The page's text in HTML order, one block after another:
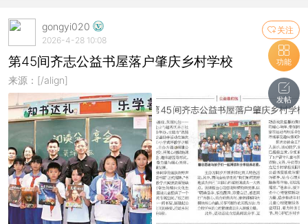
关注
gongyi020
2026-4-28 10:08
第45间齐志公益书屋落户肇庆乡村学校
来源：[/align]
功能
发帖